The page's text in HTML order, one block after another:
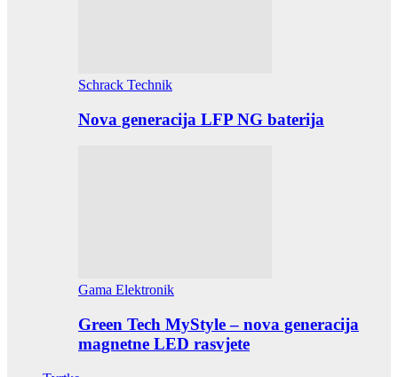
Schrack Technik
Nova generacija LFP NG baterija
Gama Elektronik
Green Tech MyStyle – nova generacija
magnetne LED rasvjete